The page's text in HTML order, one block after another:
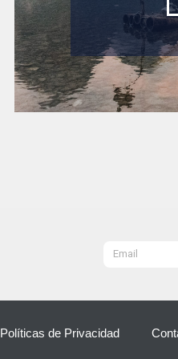
Email
Políticas de Privacidad